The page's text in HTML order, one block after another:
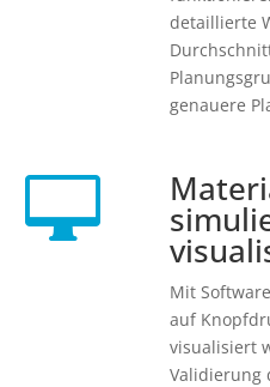
detaillierte
genauere

Mit
auf
visualisiert
Validierung